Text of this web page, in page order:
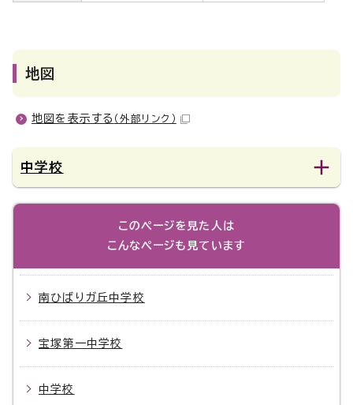
地図
地図を表示する （外部リンク）
中学校
このページを見た人は
こんなページも見ています
南ひばりガ丘中学校
宝塚第一中学校
中学校